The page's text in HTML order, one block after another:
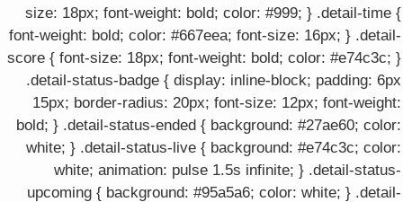
size: 18px; font-weight: bold; color: #999; } .detail-time {
font-weight: bold; color: #667eea; font-size: 16px; } .detail-
score { font-size: 18px; font-weight: bold; color: #e74c3c; }
.detail-status-badge { display: inline-block; padding: 6px
15px; border-radius: 20px; font-size: 12px; font-weight:
bold; } .detail-status-ended { background: #27ae60; color:
white; } .detail-status-live { background: #e74c3c; color:
white; animation: pulse 1.5s infinite; } .detail-status-
upcoming { background: #95a5a6; color: white; } .detail-